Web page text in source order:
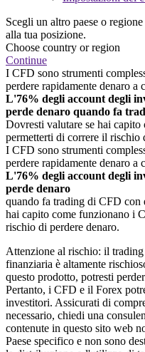
Scegli un altro paese o
alla tua posizione.
Choose country or region
Continue
I CFD sono strumenti
perdere rapidamente denaro a
L'76% degli account degli
perde denaro quando fa
Dovresti valutare se hai
permetterti di correre il rischio
I CFD sono strumenti
perdere rapidamente denaro a
L'76% degli account degli
perde denaro
quando fa trading di CFD con
hai capito come funzionano i
rischio di perdere denaro.
Attenzione al rischio: il
finanziaria è altamente
questo prodotto, potresti
Pertanto, i CFD e il Forex
investitori. Assicurati di
necessario, chiedi una
contenute in questo sito web
Paese specifico e non sono